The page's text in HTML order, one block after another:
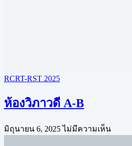
RCRT-RST 2025
ห้องวิภาวดี A-B
มิถุนายน 6, 2025ไม่มีความเห็น